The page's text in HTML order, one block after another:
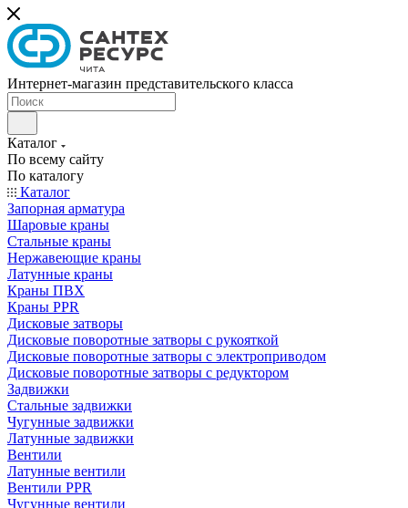
Интернет-магазин представительского класса
Каталог
По всему сайту
По каталогу
Каталог
Запорная арматура
Шаровые краны
Стальные краны
Нержавеющие краны
Латунные краны
Краны ПВХ
Краны PPR
Дисковые затворы
Дисковые поворотные затворы с рукояткой
Дисковые поворотные затворы с электроприводом
Дисковые поворотные затворы с редуктором
Задвижки
Стальные задвижки
Чугунные задвижки
Латунные задвижки
Вентили
Латунные вентили
Вентили PPR
Чугунные вентили